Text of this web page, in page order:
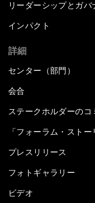
リーダーシップとガバ
インパクト
詳細
センター（部門）
会合
ステークホルダーのコ
「フォーラム・ストー
プレスリリース
フォトギャラリー
ビデオ